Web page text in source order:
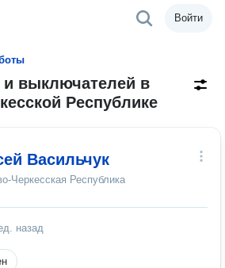
Войти
и выключателей в
Республике
Васильчук
Черкесская Республика
назад